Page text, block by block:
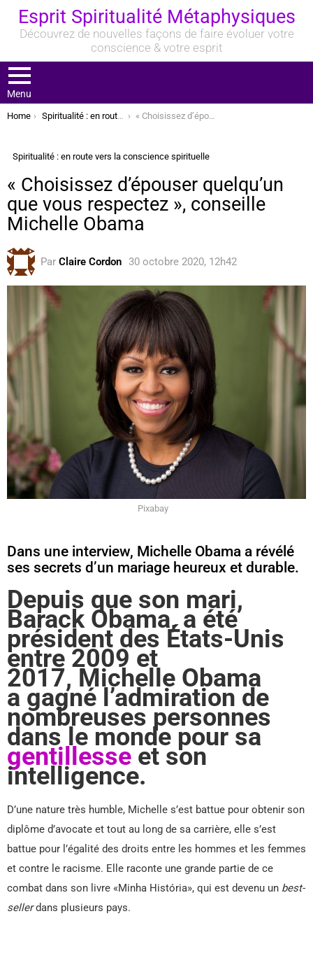
Esprit Spiritualité Métaphysiques
Découvrez de nouvelles façons de faire évoluer votre
conscience & votre esprit
Menu
You are here:
Home Spiritualité : en route vers la conscience spirituelle « Choisissez d’épouser quelqu’un que vous respectez », conseille Michelle Obama
Spiritualité : en route vers la conscience spirituelle
« Choisissez d’épouser quelqu’un
que vous respectez », conseille
Michelle Obama
Par Claire Cordon 30 octobre 2020, 12h42
Pixabay
Dans une interview, Michelle Obama a révélé
ses secrets d’un mariage heureux et durable.
Depuis que son mari,
Barack Obama, a été
président des États-Unis
entre 2009 et
2017, Michelle Obama
a gagné l’admiration de
nombreuses personnes
dans le monde pour sa
gentillesse et son
intelligence.
D’une nature très humble, Michelle s’est battue pour obtenir son
diplôme d’avocate et tout au long de sa carrière, elle s’est
battue pour l’égalité des droits entre les hommes et les femmes
et contre le racisme. Elle raconte une grande partie de ce
combat dans son livre «Minha História», qui est devenu un best-
sellerdans plusieurs pays.